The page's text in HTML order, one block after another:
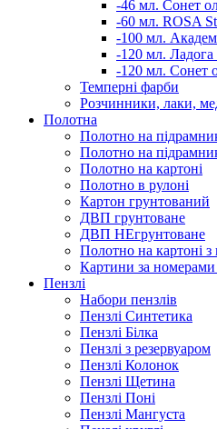
-46 мл. Сонет
-60 мл. ROSA
-100 мл.
-120 мл. Ладога
-120 мл. Сонет
Темперні фарби
Розчинники, лаки,
Полотна
Полотно на
Полотно на
Полотно на картоні
Полотно в рулоні
Картон грунтований
ДВП грунтоване
ДВП НЕгрунтоване
Полотно на картоні з
Картини за номерами
Пензлі
Набори пензлів
Пензлі Синтетика
Пензлі Білка
Пензлі з резервуаром
Пензлі Колонок
Пензлі Щетина
Пензлі Поні
Пензлі Мангуста